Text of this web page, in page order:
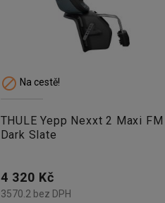
 Na cestě!
THULE Yepp Nexxt 2 Maxi FM
Dark Slate
Cena
4 320 Kč
3570.2 bez DPH